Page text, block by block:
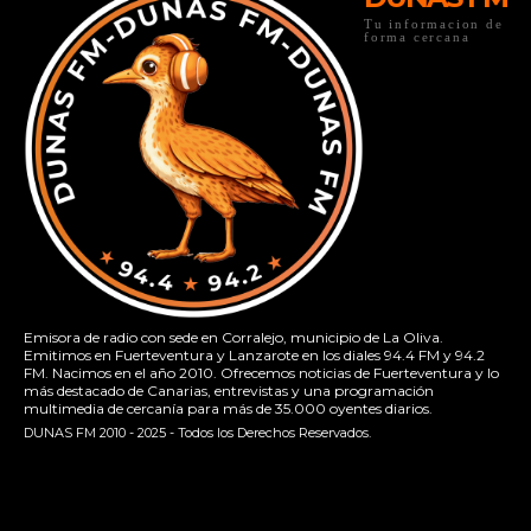
Tu informacion de
forma cercana
Emisora de radio con sede en Corralejo, municipio de La Oliva.
Emitimos en Fuerteventura y Lanzarote en los diales 94.4 FM y 94.2
FM. Nacimos en el año 2010. Ofrecemos noticias de Fuerteventura y lo
más destacado de Canarias, entrevistas y una programación
multimedia de cercanía para más de 35.000 oyentes diarios.
DUNAS FM 2010 - 2025 - Todos los Derechos Reservados.